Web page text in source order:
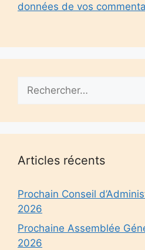
données de vos
Articles récents
Prochain Conseil
2026
Prochaine Assemblée
2026